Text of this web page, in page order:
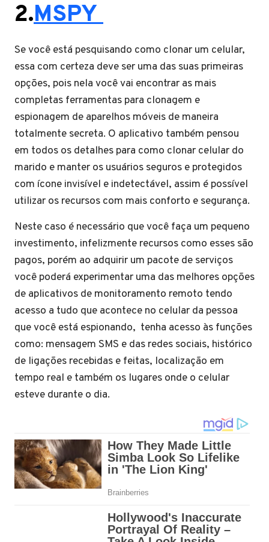
2.MSPY
Se você está pesquisando como clonar um celular,
essa com certeza deve ser uma das suas primeiras
opções, pois nela você vai encontrar as mais
completas ferramentas para clonagem e
espionagem de aparelhos móveis de maneira
totalmente secreta. O aplicativo também pensou
em todos os detalhes para como clonar celular do
marido e manter os usuários seguros e protegidos
com ícone invisível e indetectável, assim é possível
utilizar os recursos com mais conforto e segurança.
Neste caso é necessário que você faça um pequeno
investimento, infelizmente recursos como esses são
pagos, porém ao adquirir um pacote de serviços
você poderá experimentar uma das melhores opções
de aplicativos de monitoramento remoto tendo
acesso a tudo que acontece no celular da pessoa
que você está espionando, tenha acesso às funções
como: mensagem SMS e das redes sociais, histórico
de ligações recebidas e feitas, localização em
tempo real e também os lugares onde o celular
esteve durante o dia.